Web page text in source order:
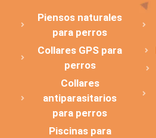
Piensos naturales
para perros
Collares GPS para
perros
Collares
antiparasitarios
para perros
Piscinas para